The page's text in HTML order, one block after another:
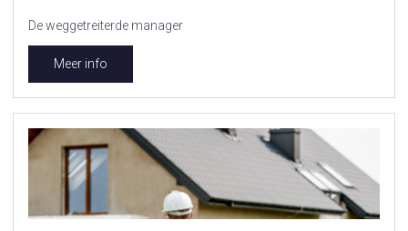
De weggetreiterde manager
Meer info